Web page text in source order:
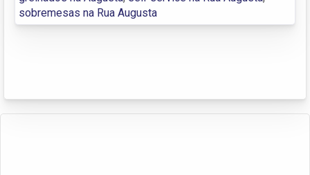
sobremesas na Rua Augusta